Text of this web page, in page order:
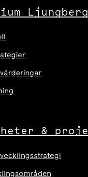
Ljungberg
&